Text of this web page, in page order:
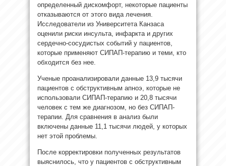
определенный дискомфорт, некоторые пациенты
отказываются от этого вида лечения.
Исследователи из Университета Канзаса
оценили риски инсульта, инфаркта и других
сердечно-сосудистых событий у пациентов,
которые применяют СИПАП-терапию и теми, кто
обходится без нее.
Ученые проанализировали данные 13,9 тысячи
пациентов с обструктивным апноэ, которые не
использовали СИПАП-терапию и 20,8 тысячи
человек с тем же диагнозом, но без СИПАП-
терапии. Для сравнения в анализ были
включены данные 11,1 тысячи людей, у которых
нет этой проблемы.
После корректировки полученных результатов
выяснилось, что у пациентов с обструктивным